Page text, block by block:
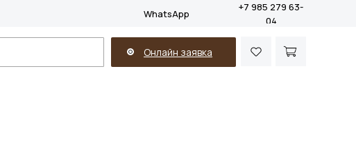
WhatsApp
+7 985 279 63-
04
Онлайн заявка